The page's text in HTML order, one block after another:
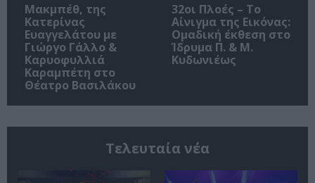
Μακμπέθ, της
Κατερίνας
Ευαγγελάτου με
Γιώργο Γάλλο &
Καρυοφυλλιά
Καραμπέτη στο
Θέατρο Βασιλάκου
32οι Πλοές – Το
Αίνιγμα της Εικόνας:
Ομαδική έκθεση στο
Ίδρυμα Π. & Μ.
Κυδωνιέως
Τελευταία νέα